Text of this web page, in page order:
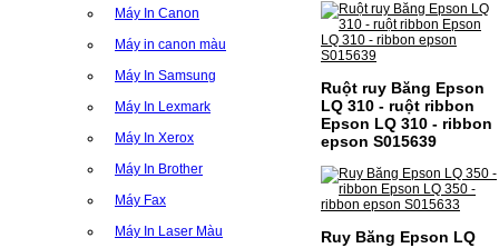
Máy In Canon
Máy in canon màu
Máy In Samsung
Máy In Lexmark
Máy In Xerox
Máy In Brother
Máy Fax
Máy In Laser Màu
Ruột ruy Băng Epson
LQ 310 - ruột ribbon
Epson LQ 310 - ribbon
epson S015639
Ruy Băng Epson LQ